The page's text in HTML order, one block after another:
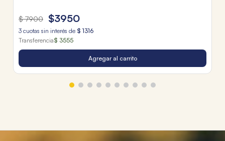
$ 7900 $3950
3 cuotas sin interés de $ 1316
Transferencia$ 3555
Agregar al carrito